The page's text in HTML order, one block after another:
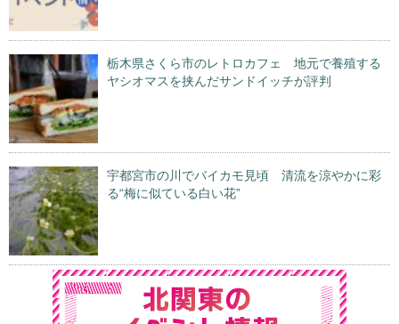
栃木県さくら市のレトロカフェ 地元で養殖する
ヤシオマスを挟んだサンドイッチが評判
宇都宮市の川でバイカモ見頃 清流を涼やかに彩
る“梅に似ている白い花”